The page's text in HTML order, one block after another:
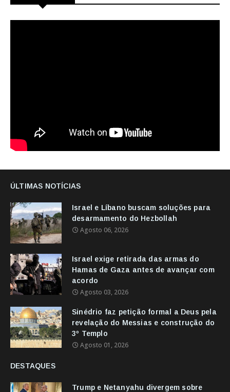
ÚLTIMAS NOTÍCIAS
Israel e Líbano buscam soluções para
desarmamento do Hezbollah
Agosto 06, 2026
Israel exige retirada das armas do
Hamas de Gaza antes de avançar com
acordo
Agosto 03, 2026
Sinédrio faz petição formal a Deus pela
revelação do Messias e construção do
3º Templo
Agosto 01, 2026
DESTAQUES
Trump e Netanyahu divergem sobre